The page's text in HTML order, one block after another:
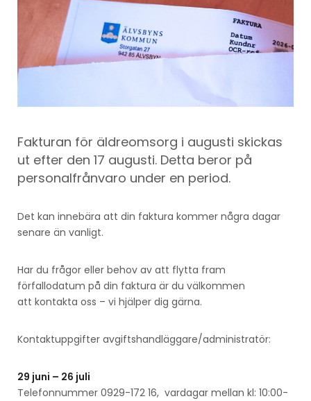
Fakturan för äldreomsorg i augusti skickas
ut efter den 17 augusti. Detta beror på
personalfrånvaro under en period.
Det kan innebära att din faktura kommer några dagar
senare än vanligt.
Har du frågor eller behov av att flytta fram
förfallodatum på din faktura är du välkommen
att kontakta oss – vi hjälper dig gärna.
Kontaktuppgifter avgiftshandläggare/administratör:
29 juni – 26 juli
Telefonnummer 0929-172 16, vardagar mellan kl: 10:00-